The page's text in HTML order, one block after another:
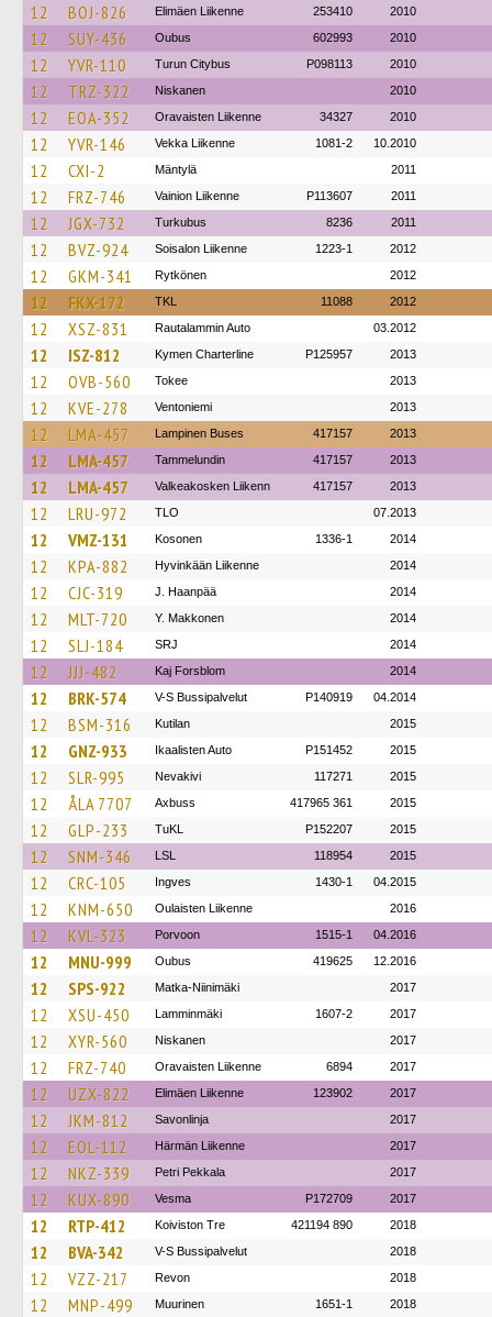
12 BOJ-826 Elimäen Liikenne 253410 2010
12 SUY-436 Oubus 602993 2010
12 YVR-110 Turun Citybus P098113 2010
12 TRZ-322 Niskanen 2010
12 EOA-352 Oravaisten Liikenne 34327 2010
12 YVR-146 Vekka Liikenne 1081-2 10.2010
12 CXI-2 Mäntylä 2011
12 FRZ-746 Vainion Liikenne P113607 2011
12 JGX-732 Turkubus 8236 2011
12 BVZ-924 Soisalon Liikenne 1223-1 2012
12 GKM-341 Rytkönen 2012
12 FKX-172 TKL 11088 2012
12 XSZ-831 Rautalammin Auto 03.2012
12 ISZ-812 Kymen Charterline P125957 2013
12 OVB-560 Tokee 2013
12 KVE-278 Ventoniemi 2013
12 LMA-457 Lampinen Buses 417157 2013
12 LMA-457 Tammelundin 417157 2013
12 LMA-457 Valkeakosken Liikenn 417157 2013
12 LRU-972 TLO 07.2013
12 VMZ-131 Kosonen 1336-1 2014
12 KPA-882 Hyvinkään Liikenne 2014
12 CJC-319 J. Haanpää 2014
12 MLT-720 Y. Makkonen 2014
12 SLJ-184 SRJ 2014
12 JJJ-482 Kaj Forsblom 2014
12 BRK-574 V-S Bussipalvelut P140919 04.2014
12 BSM-316 Kutilan 2015
12 GNZ-933 Ikaalisten Auto P151452 2015
12 SLR-995 Nevakivi 117271 2015
12 ÅLA 7707 Axbuss 417965 361 2015
12 GLP-233 TuKL P152207 2015
12 SNM-346 LSL 118954 2015
12 CRC-105 Ingves 1430-1 04.2015
12 KNM-650 Oulaisten Liikenne 2016
12 KVL-323 Porvoon 1515-1 04.2016
12 MNU-999 Oubus 419625 12.2016
12 SPS-922 Matka-Niinimäki 2017
12 XSU-450 Lamminmäki 1607-2 2017
12 XYR-560 Niskanen 2017
12 FRZ-740 Oravaisten Liikenne 6894 2017
12 UZX-822 Elimäen Liikenne 123902 2017
12 JKM-812 Savonlinja 2017
12 EOL-112 Härmän Liikenne 2017
12 NKZ-339 Petri Pekkala 2017
12 KUX-890 Vesma P172709 2017
12 RTP-412 Koiviston Tre 421194 890 2018
12 BVA-342 V-S Bussipalvelut 2018
12 VZZ-217 Revon 2018
12 MNP-499 Muurinen 1651-1 2018